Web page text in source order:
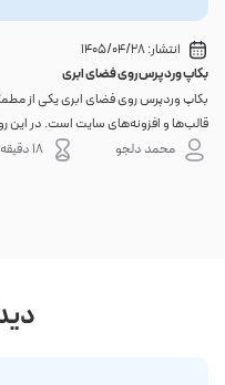
انتشار:1405/04/28
بکاپ وردپرس روی فضای ابری
بکاپ وردپرس روی فضای ابری یکی از
قالب‌ها و افزونه‌های سایت است. در این
هاست اصلی باقی بماند، به یک فضای
محمد دلجو 18 دقیقه